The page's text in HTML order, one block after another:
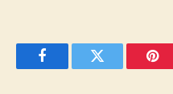
FacebookTwitter